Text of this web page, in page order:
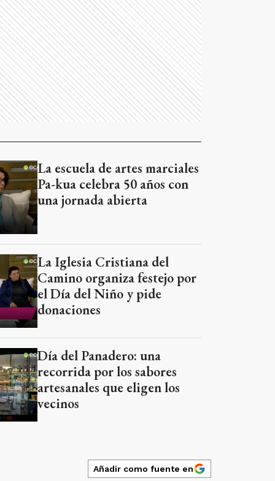
La escuela de artes marciales
Pa-kua celebra 50 años con
una jornada abierta
La Iglesia Cristiana del
Camino organiza festejo por
el Día del Niño y pide
donaciones
Día del Panadero: una
recorrida por los sabores
artesanales que eligen los
vecinos
Añadir como fuente en